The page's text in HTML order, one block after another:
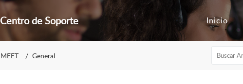
Centro de Soporte Inicio
MEET General